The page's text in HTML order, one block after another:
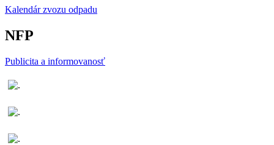
Kalendár zvozu odpadu
NFP
Publicita a informovanosť